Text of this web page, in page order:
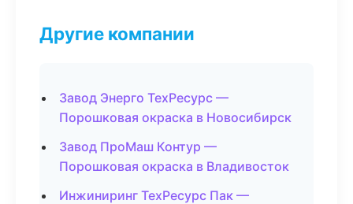
Другие компании
Завод Энерго ТехРесурс —
Порошковая окраска в Новосибирск
Завод ПроМаш Контур —
Порошковая окраска в Владивосток
Инжиниринг ТехРесурс Пак —